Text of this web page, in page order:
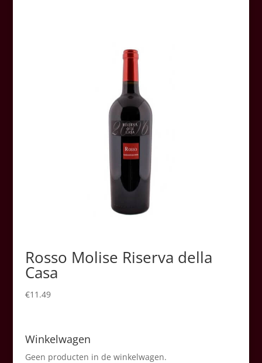
Rosso Molise Riserva della
Casa
€11.49
Winkelwagen
Geen producten in de winkelwagen.